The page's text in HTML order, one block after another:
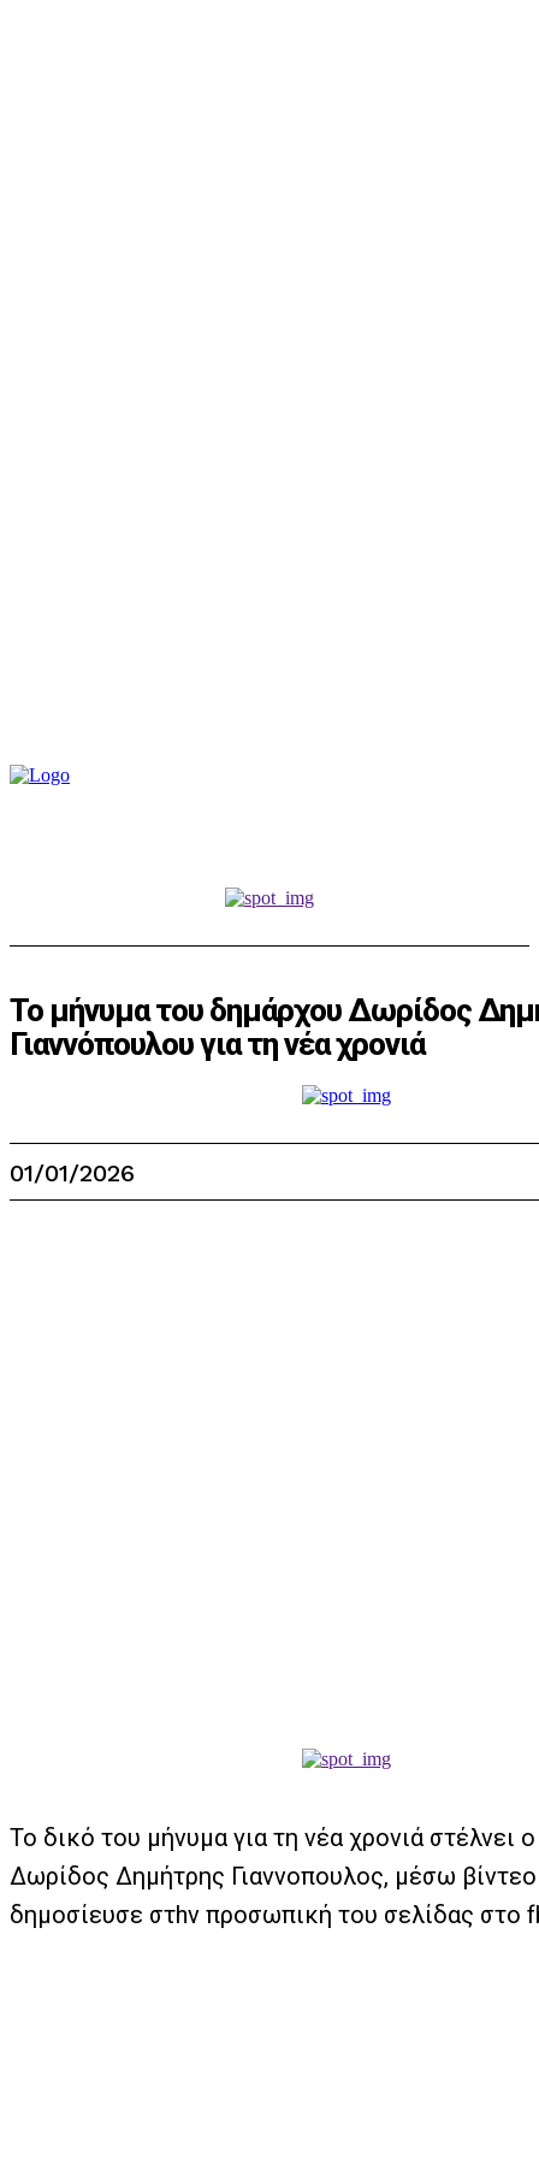
Το μήνυμα του δημάρχου Δωρίδος
Γιαννόπουλου για τη νέα χρονιά
01/01/2026
Το δικό του μήνυμα για τη νέα χρονιά στέλνει
Δωρίδος Δημήτρης Γιαννοπουλος, μέσω
δημοσίευσε στhν προσωπική του σελίδας στο